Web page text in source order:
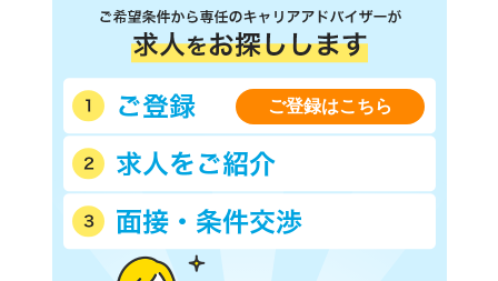
ご登録はこちら